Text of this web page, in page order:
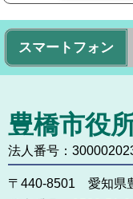
スマートフォン
豊橋市役
法人番号：
〒440-8501 愛知県